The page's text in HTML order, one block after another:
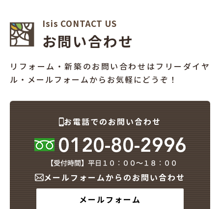
Isis CONTACT US
お問い合わせ
リフォーム・新築のお問い合わせはフリーダイヤ
ル・メールフォームからお気軽にどうぞ！
お電話でのお問い合わせ
メールフォームからのお問い合わせ
メールフォーム